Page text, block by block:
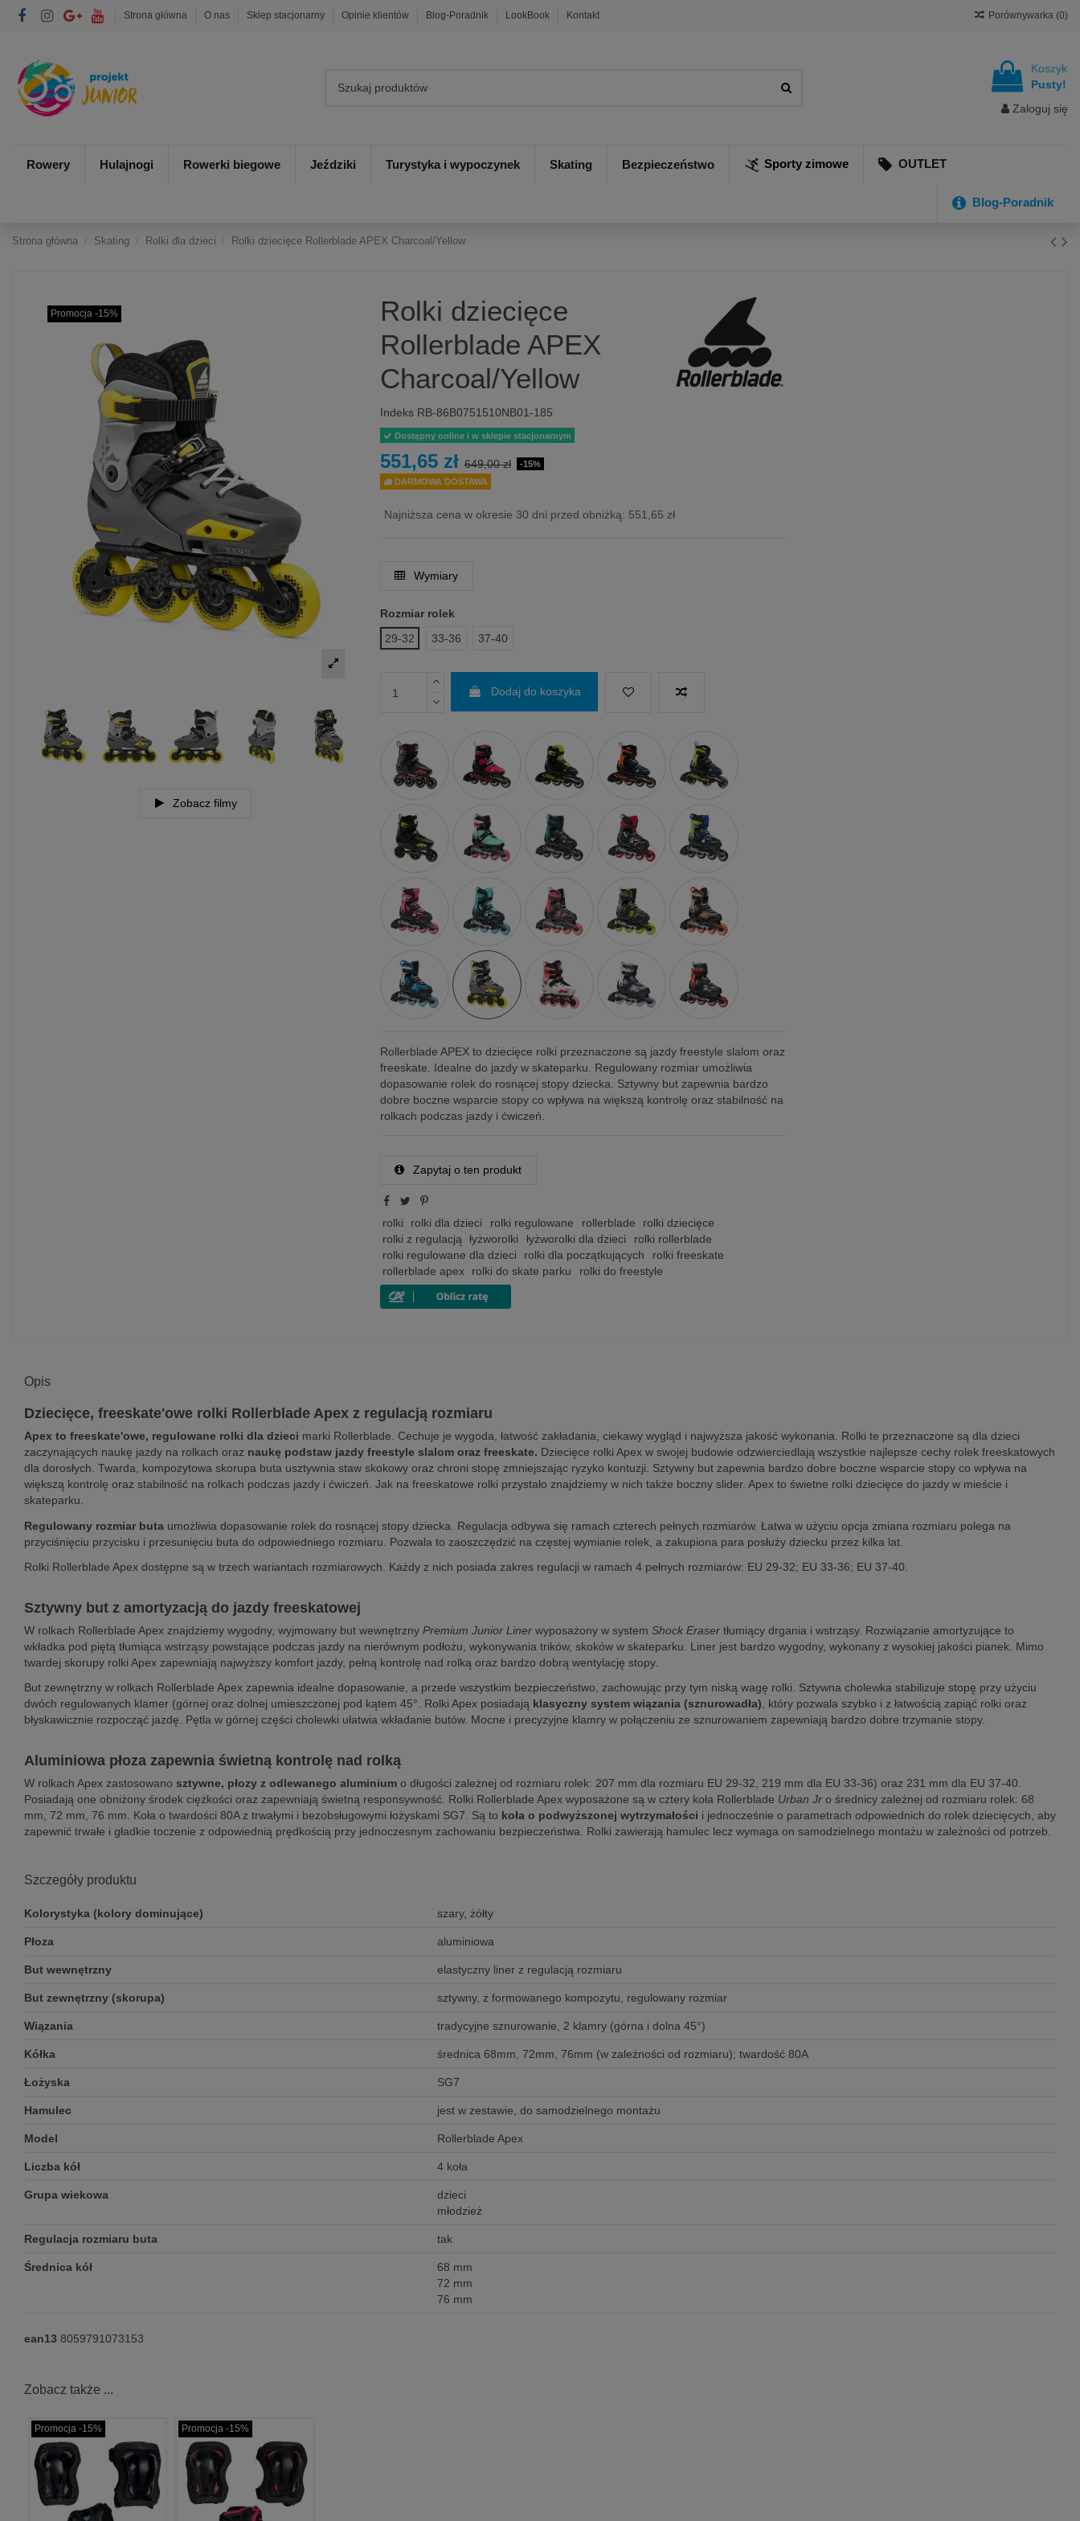
Strona główna O nas Sklep stacjonarny Opinie klientów Blog-Poradnik LookBook Kontakt Porównywarka (0)
Koszyk
Pusty!
Zaloguj się
Rowery Hulajnogi Rowerki biegowe Jeździki Turystyka i wypoczynek Skating Bezpieczeństwo Sporty zimowe OUTLET
Blog-Poradnik
Strona główna Skating Rolki dla dzieci Rolki dziecięce Rollerblade APEX Charcoal/Yellow
Promocja -15%
Zobacz filmy
Rolki dziecięce
Rollerblade APEX
Charcoal/Yellow
Indeks RB-86B0751510NB01-185
Dostępny online i w sklepie stacjonarnym
551,65 zł 649,00 zł
-15%
DARMOWA DOSTAWA
Najniższa cena w okresie 30 dni przed obniżką: 551,65 zł
Wymiary
Rozmiar rolek
29-32
33-36 37-40
Dodaj do koszyka
Rollerblade APEX to dziecięce rolki przeznaczone są jazdy freestyle slalom oraz
freeskate. Idealne do jazdy w skateparku. Regulowany rozmiar umożliwia
dopasowanie rolek do rosnącej stopy dziecka. Sztywny but zapewnia bardzo
dobre boczne wsparcie stopy co wpływa na większą kontrolę oraz stabilność na
rolkach podczas jazdy i ćwiczeń.
Zapytaj o ten produkt
rolki rolki dla dzieci rolki regulowane rollerblade
rolki dziecięce
rolki z regulacją
łyżworolki łyżworolki dla dzieci
rolki rollerblade
rolki regulowane dla dzieci
rolki dla początkujących
rolki freeskate
rollerblade apex
rolki do skate parku rolki do freestyle
Opis
Dziecięce, freeskate'owe rolki Rollerblade Apex z regulacją rozmiaru
Apex to freeskate'owe, regulowane rolki dla dzieci marki Rollerblade. Cechuje je wygoda, łatwość zakładania, ciekawy wygląd i najwyższa jakość wykonania. Rolki te przeznaczone są dla dzieci
zaczynających naukę jazdy na rolkach oraz naukę podstaw jazdy freestyle slalom oraz freeskate. Dziecięce rolki Apex w swojej budowie odzwierciedlają wszystkie najlepsze cechy rolek freeskatowych
dla dorosłych. Twarda, kompozytowa skorupa buta usztywnia staw skokowy oraz chroni stopę zmniejszając ryzyko kontuzji. Sztywny but zapewnia bardzo dobre boczne wsparcie stopy co wpływa na
większą kontrolę oraz stabilność na rolkach podczas jazdy i ćwiczeń. Jak na freeskatowe rolki przystało znajdziemy w nich także boczny slider. Apex to świetne rolki dziecięce do jazdy w mieście i
skateparku.
Regulowany rozmiar buta umożliwia dopasowanie rolek do rosnącej stopy dziecka. Regulacja odbywa się ramach czterech pełnych rozmiarów. Łatwa w użyciu opcja zmiana rozmiaru polega na
przyciśnięciu przycisku i przesunięciu buta do odpowiedniego rozmiaru. Pozwala to zaoszczędzić na częstej wymianie rolek, a zakupiona para posłuży dziecku przez kilka lat.
Rolki Rollerblade Apex dostępne są w trzech wariantach rozmiarowych. Każdy z nich posiada zakres regulacji w ramach 4 pełnych rozmiarów: EU 29-32; EU 33-36; EU 37-40.
Sztywny but z amortyzacją do jazdy freeskatowej
W rolkach Rollerblade Apex znajdziemy wygodny, wyjmowany but wewnętrzny Premium Junior Liner wyposażony w system Shock Eraser tłumiący drgania i wstrząsy. Rozwiązanie amortyzujące to
wkładka pod piętą tłumiąca wstrząsy powstające podczas jazdy na nierównym podłożu, wykonywania trików, skoków w skateparku. Liner jest bardzo wygodny, wykonany z wysokiej jakości pianek. Mimo
twardej skorupy rolki Apex zapewniają najwyższy komfort jazdy, pełną kontrolę nad rolką oraz bardzo dobrą wentylację stopy.
But zewnętrzny w rolkach Rollerblade Apex zapewnia idealne dopasowanie, a przede wszystkim bezpieczeństwo, zachowując przy tym niską wagę rolki. Sztywna cholewka stabilizuje stopę przy użyciu
dwóch regulowanych klamer (górnej oraz dolnej umieszczonej pod kątem 45°. Rolki Apex posiadają klasyczny system wiązania (sznurowadła) , który pozwala szybko i z łatwością zapiąć rolki oraz
błyskawicznie rozpocząć jazdę. Pętla w górnej części cholewki ułatwia wkładanie butów. Mocne i precyzyjne klamry w połączeniu ze sznurowaniem zapewniają bardzo dobre trzymanie stopy.
Aluminiowa płoza zapewnia świetną kontrolę nad rolką
W rolkach Apex zastosowano sztywne, płozy z odlewanego aluminium o długości zależnej od rozmiaru rolek: 207 mm dla rozmiaru EU 29-32, 219 mm dla EU 33-36) oraz 231 mm dla EU 37-40.
Posiadają one obniżony środek ciężkości oraz zapewniają świetną responsywność. Rolki Rollerblade Apex wyposażone są w cztery koła Rollerblade Urban Jr o średnicy zależnej od rozmiaru rolek: 68
mm, 72 mm, 76 mm. Koła o twardości 80A z trwałymi i bezobsługowymi łożyskami SG7. Są to koła o podwyższonej wytrzymałości i jednocześnie o parametrach odpowiednich do rolek dziecięcych, aby
zapewnić trwałe i gładkie toczenie z odpowiednią prędkością przy jednoczesnym zachowaniu bezpieczeństwa. Rolki zawierają hamulec lecz wymaga on samodzielnego montażu w zależności od potrzeb.
Szczegóły produktu
Kolorystyka (kolory dominujące) szary, żółty
Płoza aluminiowa
But wewnętrzny elastyczny liner z regulacją rozmiaru
But zewnętrzny (skorupa) sztywny, z formowanego kompozytu, regulowany rozmiar
Wiązania tradycyjne sznurowanie, 2 klamry (górna i dolna 45°)
Kółka średnica 68mm, 72mm, 76mm (w zależności od rozmiaru); twardość 80A
Łożyska SG7
Hamulec jest w zestawie, do samodzielnego montażu
Model Rollerblade Apex
Liczba kół 4 koła
Grupa wiekowa
dzieci
młodzież
Regulacja rozmiaru buta tak
Średnica kół
68 mm
72 mm
76 mm
ean13 8059791073153
Zobacz także ...
Promocja -15% Promocja -15%